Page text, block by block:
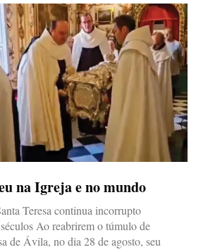
na Igreja e no mundo
Teresa continua incorrupto
Ao reabrirem o túmulo de
de Ávila, no dia 28 de agosto, seu